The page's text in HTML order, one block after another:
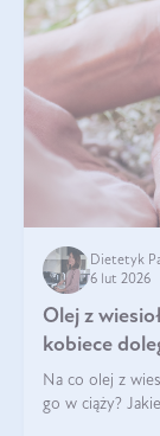
Dietetyk
6 lut 2026
Olej z
kobiece
Na co olej z
go w ciąży?